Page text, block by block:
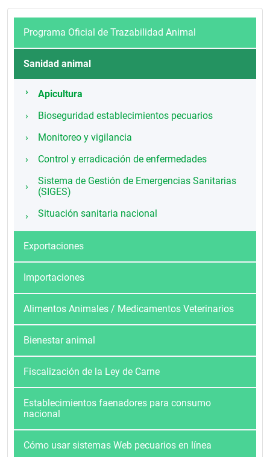
Programa Oficial de Trazabilidad Animal
Sanidad animal
Apicultura
Bioseguridad establecimientos pecuarios
Monitoreo y vigilancia
Control y erradicación de enfermedades
Sistema de Gestión de Emergencias Sanitarias
(SIGES)
Situación sanitaria nacional
Exportaciones
Importaciones
Alimentos Animales / Medicamentos Veterinarios
Bienestar animal
Fiscalización de la Ley de Carne
Establecimientos faenadores para consumo
nacional
Cómo usar sistemas Web pecuarios en línea